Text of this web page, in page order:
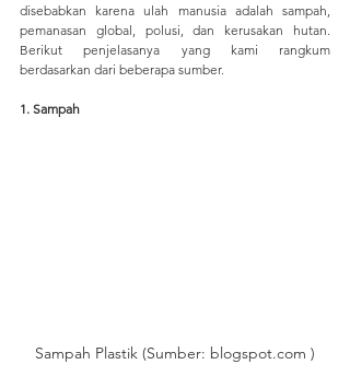
disebabkan karena ulah manusia adalah sampah,
pemanasan global, polusi, dan kerusakan hutan.
Berikut penjelasanya yang kami rangkum
berdasarkan dari beberapa sumber.
1. Sampah
Sampah Plastik (Sumber: blogspot.com )